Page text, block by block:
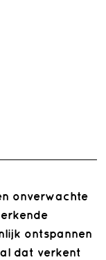
onverwachte
ontspannen
dat verkent